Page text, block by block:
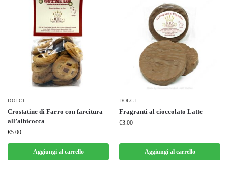
DOLCI
Crostatine di Farro con farcitura
all’albicocca
€5.00
Aggiungi al carrello
DOLCI
Fragranti al cioccolato Latte
€3.00
Aggiungi al carrello